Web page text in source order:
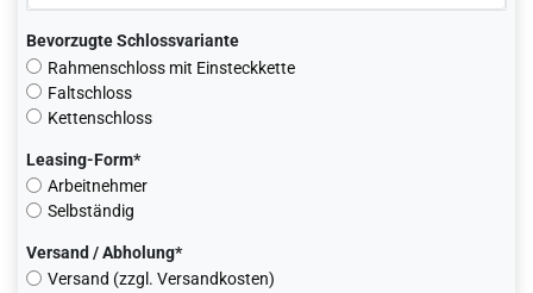
Bevorzugte Schlossvariante
Rahmenschloss mit Einsteckkette
Faltschloss
Kettenschloss
Leasing-Form*
Arbeitnehmer
Selbständig
Versand / Abholung*
Versand (zzgl. Versandkosten)